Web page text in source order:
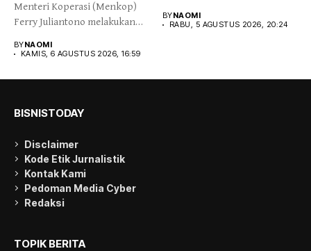
Menteri Koperasi (Menkop)
Ferry Juliantono melakukan
BYNAOMI
KAMIS, 6 AGUSTUS 2026, 16:59
BYNAOMI
RABU, 5 AGUSTUS 2026, 20:24
BISNISTODAY
Disclaimer
Kode Etik Jurnalistik
Kontak Kami
Pedoman Media Cyber
Redaksi
TOPIK BERITA